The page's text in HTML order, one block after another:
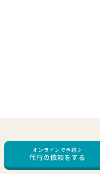
For
オンラインで予約♪
代行の依頼をする